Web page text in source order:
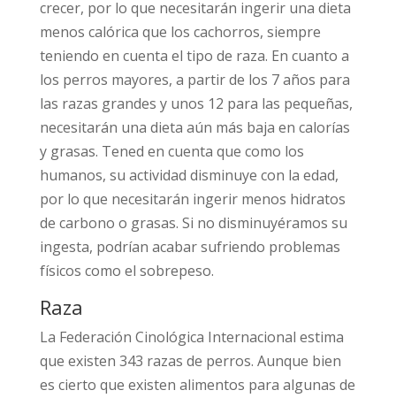
crecer, por lo que necesitarán ingerir una dieta
menos calórica que los cachorros, siempre
teniendo en cuenta el tipo de raza. En cuanto a
los perros mayores, a partir de los 7 años para
las razas grandes y unos 12 para las pequeñas,
necesitarán una dieta aún más baja en calorías
y grasas. Tened en cuenta que como los
humanos, su actividad disminuye con la edad,
por lo que necesitarán ingerir menos hidratos
de carbono o grasas. Si no disminuyéramos su
ingesta, podrían acabar sufriendo problemas
físicos como el sobrepeso.
Raza
La Federación Cinológica Internacional estima
que existen 343 razas de perros. Aunque bien
es cierto que existen alimentos para algunas de